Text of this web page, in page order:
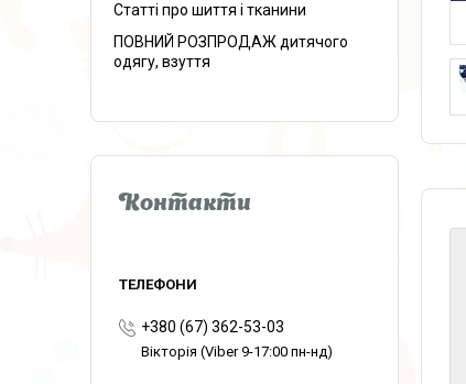
Статті про шиття і тканини
ПОВНИЙ РОЗПРОДАЖ дитячого
одягу, взуття
Контакти
+380 (67) 362-53-03
Вікторія (Viber 9-17:00 пн-нд)